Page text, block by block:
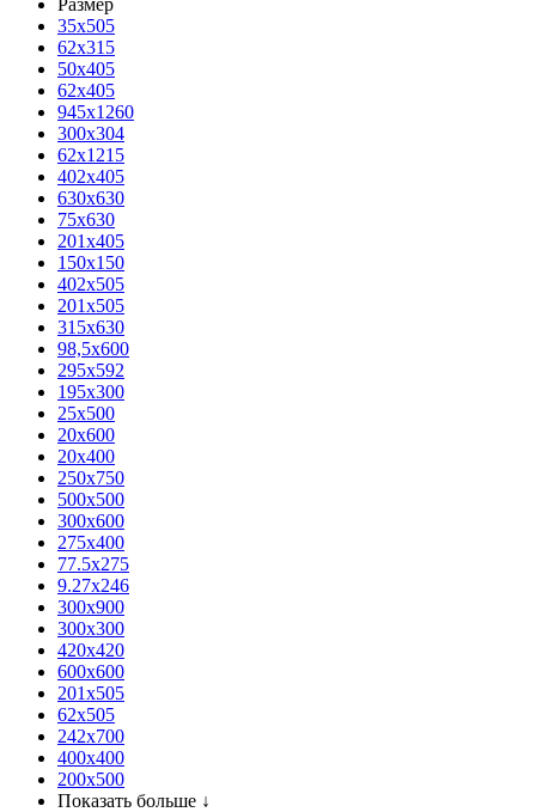
Размер
35х505
62x315
50x405
62х405
945x1260
300x304
62x1215
402x405
630x630
75x630
201x405
150x150
402x505
201x505
315x630
98,5х600
295x592
195х300
25x500
20х600
20х400
250x750
500x500
300x600
275x400
77.5х275
9.27x246
300x900
300x300
420х420
600х600
201х505
62х505
242х700
400х400
200х500
Показать больше ↓